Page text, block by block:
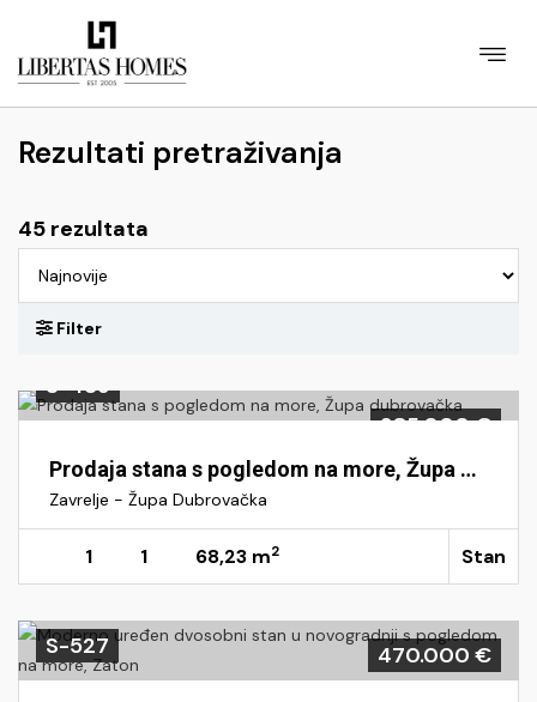
Rezultati pretraživanja
45 rezultata
285.000 €
S-489
Prodaja stana s pogledom na more, Župa dubrovačka
Zavrelje - Župa Dubrovačka
1 1 68,23 m2 Stan
470.000 €
S-527